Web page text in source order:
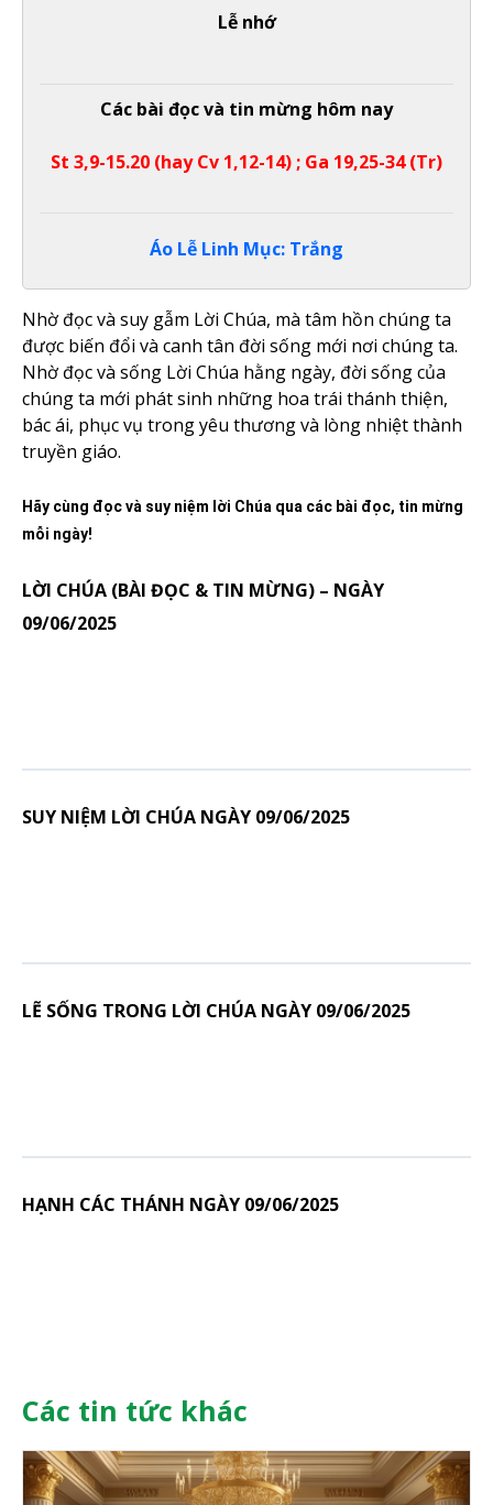
Lễ nhớ
Các bài đọc và tin mừng hôm nay
St 3,9-15.20 (hay Cv 1,12-14) ; Ga 19,25-34 (Tr)
Áo Lễ Linh Mục: Trắng
Nhờ đọc và suy gẫm Lời Chúa, mà tâm hồn chúng ta
được biến đổi và canh tân đời sống mới nơi chúng ta.
Nhờ đọc và sống Lời Chúa hằng ngày, đời sống của
chúng ta mới phát sinh những hoa trái thánh thiện,
bác ái, phục vụ trong yêu thương và lòng nhiệt thành
truyền giáo.
Hãy cùng đọc và suy niệm lời Chúa qua các bài đọc, tin mừng
mỗi ngày!
LỜI CHÚA (BÀI ĐỌC & TIN MỪNG) – NGÀY
09/06/2025
SUY NIỆM LỜI CHÚA NGÀY 09/06/2025
LẼ SỐNG TRONG LỜI CHÚA NGÀY 09/06/2025
HẠNH CÁC THÁNH NGÀY 09/06/2025
Các tin tức khác